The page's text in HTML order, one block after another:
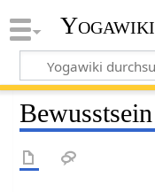
Yogawiki
Bewusstsein